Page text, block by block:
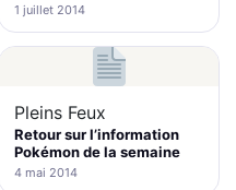
1 juillet 2014
Pleins Feux
Retour sur l’information
Pokémon de la semaine
4 mai 2014